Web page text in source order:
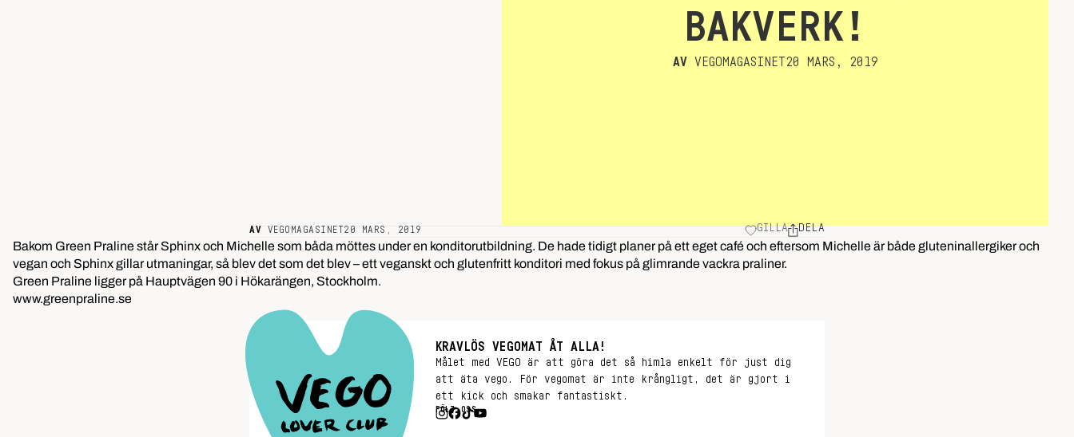
BAKVERK!
AV VEGOMAGASINET 20 MARS, 2019
AV VEGOMAGASINET20 MARS, 2019 GILLA DELA
Bakom Green Praline står Sphinx och Michelle som båda möttes under en konditorutbildning. De hade tidigt planer på ett eget café och eftersom Michelle är både gluteninallergiker och
vegan och Sphinx gillar utmaningar, så blev det som det blev – ett veganskt och glutenfritt konditori med fokus på glimrande vackra praliner.
Green Praline ligger på Hauptvägen 90 i Hökarängen, Stockholm.
www.greenpraline.se
KRAVLÖS VEGOMAT ÅT ALLA!
Målet med VEGO är att göra det så himla enkelt för just dig
att äta vego. För vegomat är inte krångligt, det är gjort i
ett kick och smakar fantastiskt.
FÖLJ OSS